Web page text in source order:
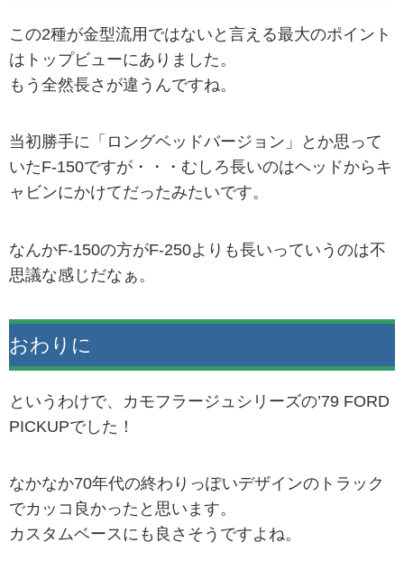
この2種が金型流用ではないと言える最大のポイント
はトップビューにありました。
もう全然長さが違うんですね。
当初勝手に「ロングベッドバージョン」とか思って
いたF-150ですが・・・むしろ長いのはヘッドからキ
ャビンにかけてだったみたいです。
なんかF-150の方がF-250よりも長いっていうのは不
思議な感じだなぁ。
おわりに
というわけで、カモフラージュシリーズの’79 FORD
PICKUPでした！
なかなか70年代の終わりっぽいデザインのトラック
でカッコ良かったと思います。
カスタムベースにも良さそうですよね。